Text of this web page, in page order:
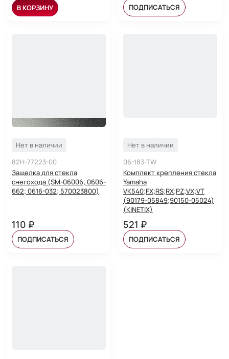
В КОРЗИНУ ПОДПИСАТЬСЯ
Нет в наличии
82H-77223-00
Защелка для стекла
снегохода (SM-06006; 0606-
662; 0616-032; 570023800)
110 ₽
ПОДПИСАТЬСЯ
Нет в наличии
06-183-TW
Комплект крепления стекла
Yamaha
VK540;FX;RS;RX;PZ;VX;VT
(90179-05849;90150-05024)
(KINETIX)
521 ₽
ПОДПИСАТЬСЯ